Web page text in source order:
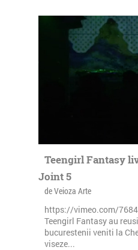
Teengirl Fantasy
Joint 5
de Veioza Arte
https://vimeo.com/
Teengirl Fantasy au
bucurestenii veniti la
viseze...